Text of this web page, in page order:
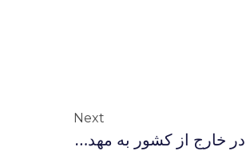
Next
پیام تسلیت جمعی از نمایندگان ادوار مجلس در خارج از کشور به مهدی کروبی در پی درگذشت خواهر وی